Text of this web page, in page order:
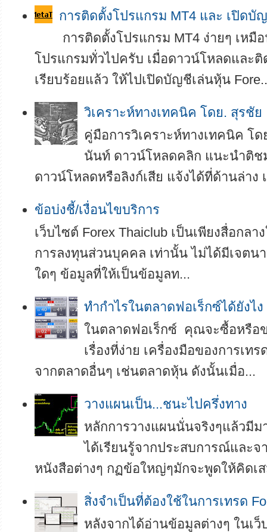
การติดตั้งโปรแกรม MT4 และ เปิดบั
การติดตั้งโปรแกรม MT4 ง่ายๆ เหมื
โปรแกรมทั่วไปครับ เมื่อดาวน์โหลดและ
เรียบร้อยแล้ว ให้ไปเปิดบัญชีเล่นหุ้น
­­วิเคราะห์ทางเทคนิค โดย. สุรชัย
คู่มือการวิเคราะห์ทางเทคนิค โ
นันท์ ดาวน์โหลดคลิก แนะนำติ
ดาวน์โหลดหรือลิงก์เสีย แจ้งได้ที่ด้านล่าง
ข้อบ่งชี้/เงื่อนไขบริการ
เว็บไซต์ Forex Thaiclub เป็นเพียงสื่อกลา
การลงทุนส่วนบุคคล เท่านั้น ไม่ได้มีเจตน
ใดๆ ข้อมูลที่ให้เป็นข้อมูลท...
ทำกำไรในตลาดฟอเร็กซ์ได้ยังไง
ในตลาดฟอเร็กซ์ คุณจะซื้อหรือ
เรื่องที่ง่าย เครื่องมือของการเท
จากตลาดอื่นๆ เช่นตลาดหุ้น ดังนั้นเมื่อ...
วางแผนเป็น...ชนะไปครึ่งทาง
หลักการวางแผนนั่นจริงๆแล้วมีม
ได้เรียนรู้จากประสบการณ์และจ
หนังสือต่างๆ กฏข้อใหญ่ๆมักจะพูดให้คิดเส
สิ่งจำเป็นที่ต้องใช้ในการเทรด
หลังจากได้อ่านข้อมูลต่างๆ ในเว็